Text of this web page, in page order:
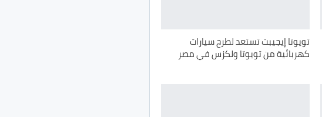
تويوتا إيجيبت تستعد لطرح سيارات
كهربائية من تويوتا ولكزس في مصر